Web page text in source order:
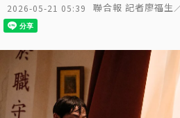
2026-05-21 05:39 聯合報 記者廖福生